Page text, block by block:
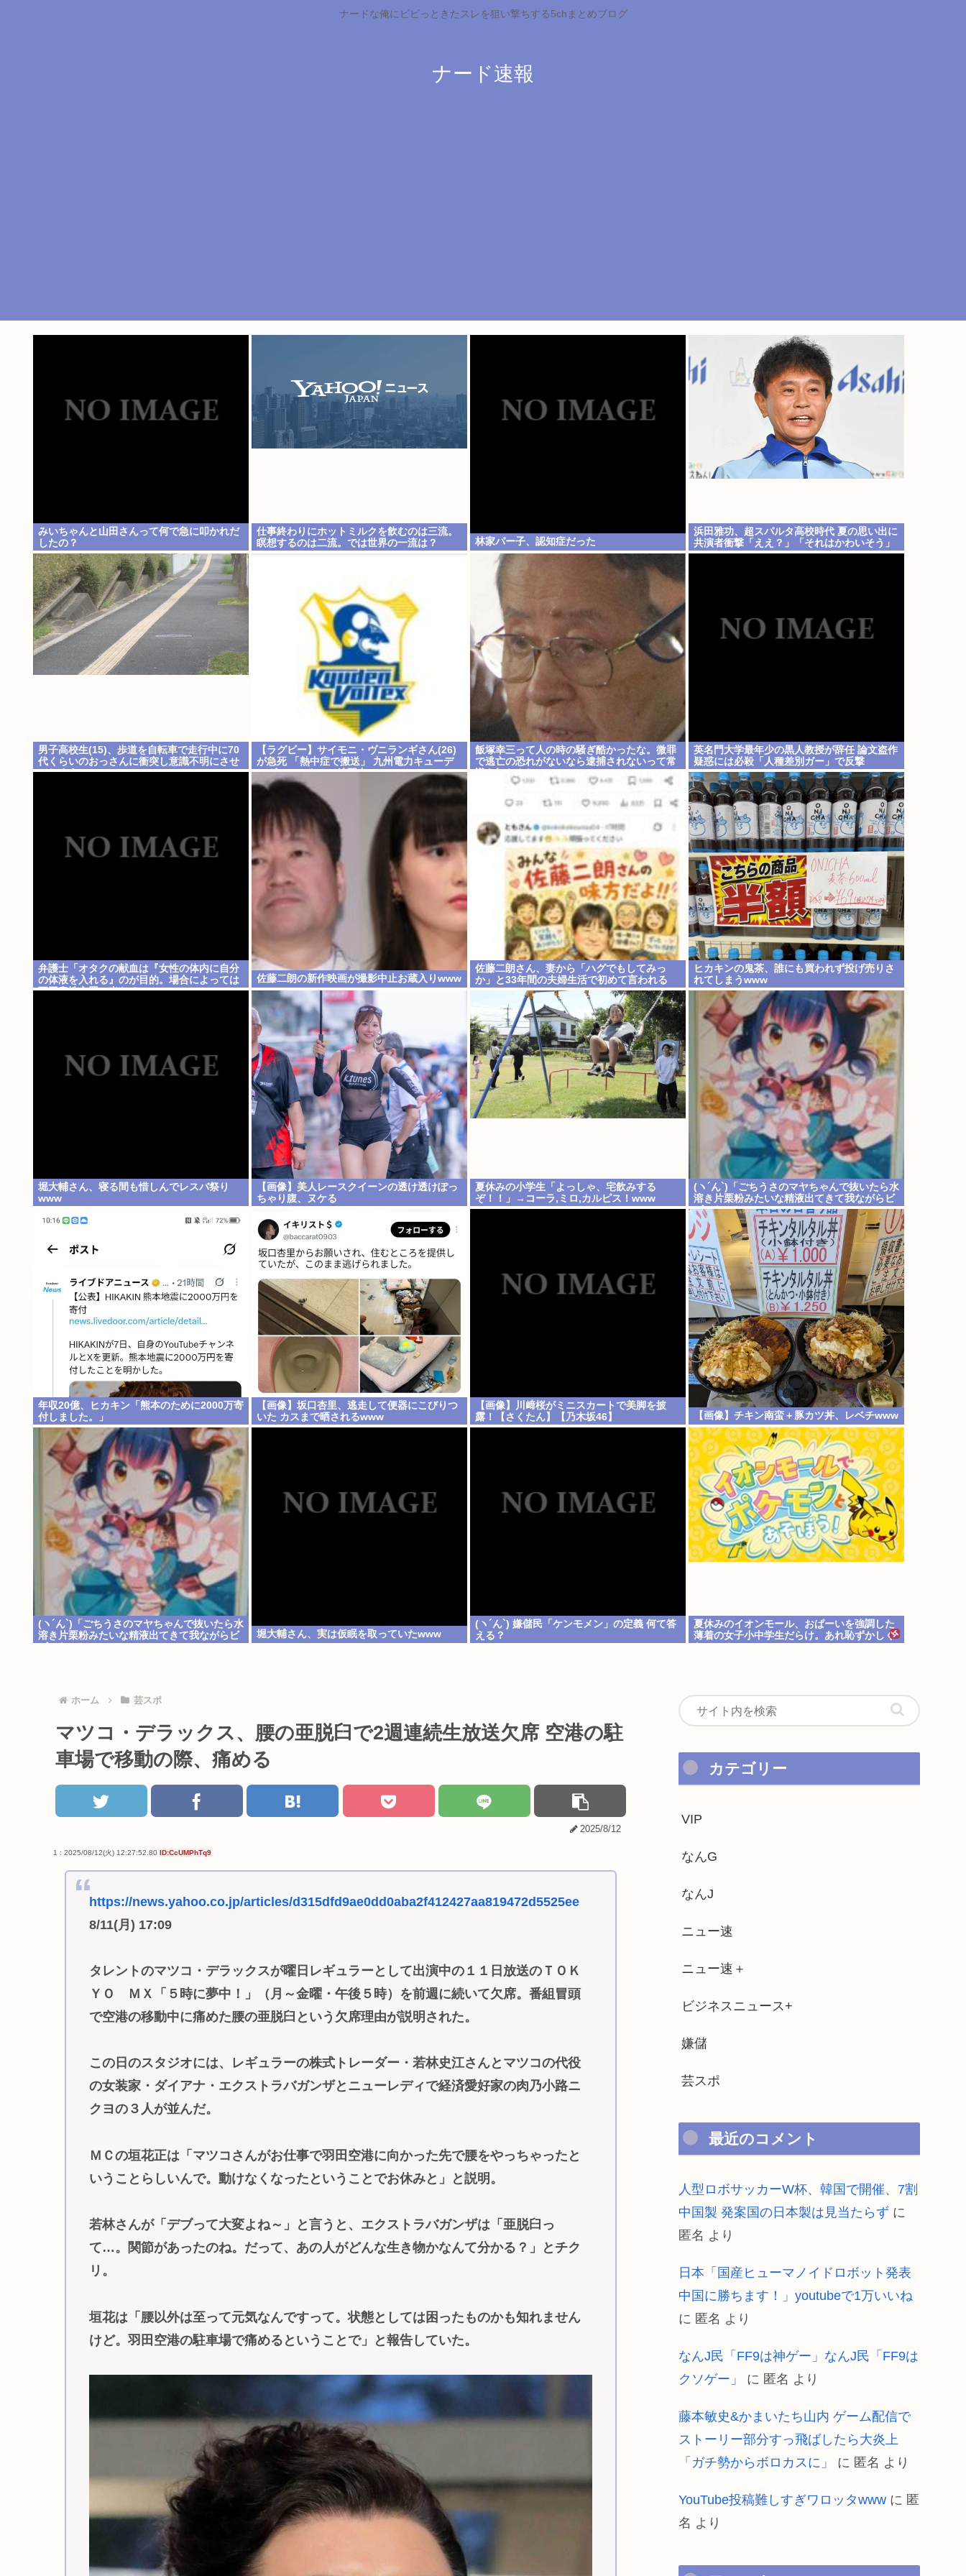
ナードな俺にビビっときたスレを狙い撃ちする5chまとめブログ
ナード速報
みいちゃんと山田さんって何で急に叩かれだ
したの？
仕事終わりにホットミルクを飲むのは三流。
瞑想するのは二流。では世界の一流は？
林家パー子、認知症だった
浜田雅功、超スパルタ高校時代 夏の思い出に
共演者衝撃「ええ？」「それはかわいそう」
男子高校生(15)、歩道を自転車で走行中に70
代くらいのおっさんに衝突し意識不明にさせ
てしまう
【ラグビー】サイモニ・ヴニランギさん(26)
が急死 「熱中症で搬送」 九州電力キューデ
ンヴォルテクスで練習中
飯塚幸三って人の時の騒ぎ酷かったな。微罪
で逃亡の恐れがないなら逮捕されないって常
識も知らんし
英名門大学最年少の黒人教授が辞任 論文盗作
疑惑には必殺「人種差別ガー」で反撃
弁護士「オタクの献血は『女性の体内に自分
の体液を入れる』のが目的。場合によっては
不同意性交罪に当たる」
佐藤二朗の新作映画が撮影中止お蔵入りwww
佐藤二朗さん、妻から「ハグでもしてみっ
か」と33年間の夫婦生活で初めて言われる
ヒカキンの鬼茶、誰にも買われず投げ売りさ
れてしまうwww
堀大輔さん、寝る間も惜しんでレスバ祭り
www
【画像】美人レースクイーンの透け透けぽっ
ちゃり腹、ヌケる
夏休みの小学生「よっしゃ、宅飲みする
ぞ！！」→コーラ,ミロ,カルピス！www
(ヽ´ん`)「ごちうさのマヤちゃんで抜いたら水
溶き片栗粉みたいな精液出てきて我ながらビ
ビった」
年収20億、ヒカキン「熊本のために2000万寄
付しました。」
【画像】坂口杏里、逃走して便器にこびりつ
いた カスまで晒されるwww
【画像】川﨑桜がミニスカートで美脚を披
露！【さくたん】【乃木坂46】
【画像】チキン南蛮＋豚カツ丼、レベチwww
(ヽ´ん`)「ごちうさのマヤちゃんで抜いたら水
溶き片栗粉みたいな精液出てきて我ながらビ
堀大輔さん、実は仮眠を取っていたwww
(ヽ´ん`) 嫌儲民「ケンモメン」の定義 何て答
える？
夏休みのイオンモール、おぱーいを強調した
薄着の女子小中学生だらけ。あれ恥ずかしく
ホーム 芸スポ
マツコ・デラックス、腰の亜脱臼で2週連続生放送欠席 空港の駐
車場で移動の際、痛める
2025/8/12
1 : 2025/08/12(火) 12:27:52.80 ID:CcUMPhTq9
https://news.yahoo.co.jp/articles/d315dfd9ae0dd0aba2f412427aa819472d5525ee
8/11(月) 17:09
タレントのマツコ・デラックスが曜日レギュラーとして出演中の１１日放送のＴＯＫ
ＹＯ ＭＸ「５時に夢中！」（月～金曜・午後５時）を前週に続いて欠席。番組冒頭
で空港の移動中に痛めた腰の亜脱臼という欠席理由が説明された。
この日のスタジオには、レギュラーの株式トレーダー・若林史江さんとマツコの代役
の女装家・ダイアナ・エクストラバガンザとニューレディで経済愛好家の肉乃小路ニ
クヨの３人が並んだ。
ＭＣの垣花正は「マツコさんがお仕事で羽田空港に向かった先で腰をやっちゃったと
いうことらしいんで。動けなくなったということでお休みと」と説明。
若林さんが「デブって大変よね～」と言うと、エクストラバガンザは「亜脱臼っ
て…。関節があったのね。だって、あの人がどんな生き物かなんて分かる？」とチク
リ。
垣花は「腰以外は至って元気なんですって。状態としては困ったものかも知れません
けど。羽田空港の駐車場で痛めるということで」と報告していた。
カテゴリー
VIP
なんG
なんJ
ニュー速
ニュー速＋
ビジネスニュース+
嫌儲
芸スポ
最近のコメント
人型ロボサッカーW杯、韓国で開催、7割
中国製 発案国の日本製は見当たらず に
匿名 より
日本「国産ヒューマノイドロボット発表
中国に勝ちます！」youtubeで1万いいね
に 匿名 より
なんJ民「FF9は神ゲー」なんJ民「FF9は
クソゲー」
に 匿名 より
藤本敏史&かまいたち山内 ゲーム配信で
ストーリー部分すっ飛ばしたら大炎上
「ガチ勢からボロカスに」
に 匿名 より
YouTube投稿難しすぎワロッタwww に 匿
名 より